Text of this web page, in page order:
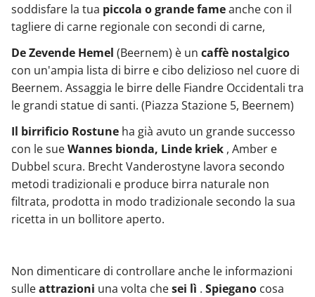
soddisfare la tua piccola o grande fameanche con il
tagliere di carne regionale con secondi di carne,
De Zevende Hemel (Beernem) è un caffè nostalgico
con un'ampia lista di birre e cibo delizioso nel cuore di
Beernem. Assaggia le birre delle Fiandre Occidentali tra
le grandi statue di santi. (Piazza Stazione 5, Beernem)
Il birrificio Rostune ha già avuto un grande successo
con le sueWannes bionda, Linde kriek , Amber e
Dubbel scura. Brecht Vanderostyne lavora secondo
metodi tradizionali e produce birra naturale non
filtrata, prodotta in modo tradizionale secondo la sua
ricetta in un bollitore aperto.
Non dimenticare di controllare anche le informazioni
sulleattrazioni una volta chesei lì . Spiegano cosa